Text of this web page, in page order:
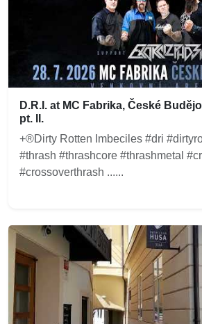
D.R.I. at MC Fabrika, České
pt. II.
+®Dirty Rotten Imbeciles #dri
#thrash #thrashcore #thrashmetal
#crossoverthrash ......